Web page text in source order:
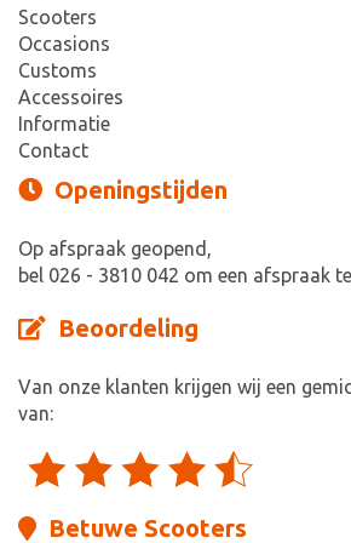
Scooters
Occasions
Customs
Accessoires
Informatie
Contact
Openingstijden
Op afspraak geopend,
bel 026 - 3810 042 om een afspraak
Beoordeling
Van onze klanten krijgen wij een
van:
Betuwe Scooters